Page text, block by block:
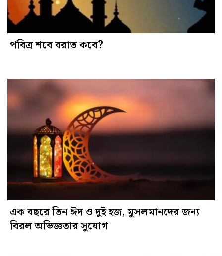
পবিত্র শবে বরাত কবে?
এক বছরে তিন ঈদ ও দুই হজ, মুসলমানদের জন্য
বিরল অভিজ্ঞতার সুযোগ